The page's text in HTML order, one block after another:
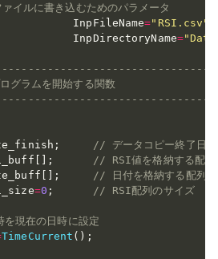
ルに書き込むためのパラメータ
InpFileName="RSI.csv"
InpDirectoryName=
プログラムを開始する関数
;
// データコピー終了日時
;
// RSI値を格納する配列
;
// 日付を格納する配列
=0 ; // RSI配列のサイズ
現在の日時に設定
TimeCurrent ( ) ;